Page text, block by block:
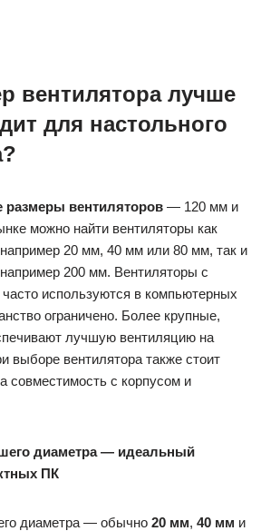
вентилятора лучше
для настольного
вентиляторов — 120 мм и
можно найти вентиляторы как
20 мм, 40 мм или 80 мм, так и
200 мм. Вентиляторы с
используются в компьютерных
ограничено. Более крупные,
лучшую вентиляцию на
выборе вентилятора также стоит
совместимость с корпусом и
диаметра — идеальный
ПК
диаметра — обычно 20 мм, 40 мм и